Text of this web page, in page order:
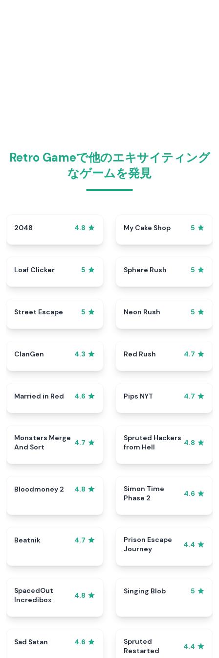
Retro Gameで他のエキサイティング
なゲームを発見
2048 4.8 My Cake Shop 5
Loaf Clicker 5 Sphere Rush 5
Street Escape 5 Neon Rush 5
ClanGen 4.3 Red Rush 4.7
Married in Red 4.6 Pips NYT 4.7
Monsters Merge
And Sort
4.7
Spruted Hackers
from Hell
4.8
Bloodmoney 2 4.8
Simon Time
Phase 2
4.6
Beatnik 4.7
Prison Escape
Journey
4.4
SpacedOut
Incredibox
4.8
Singing Blob 5
Sad Satan 4.6
Spruted
Restarted
4.4